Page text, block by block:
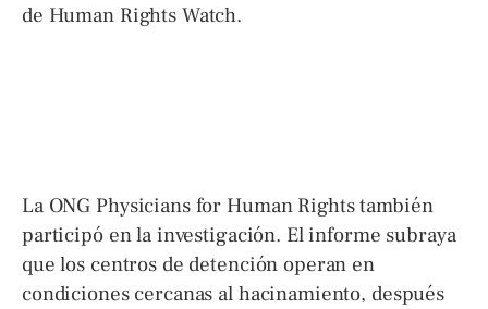
de Human Rights Watch.
La ONG Physicians for Human Rights también
participó en la investigación. El informe subraya
que los centros de detención operan en
condiciones cercanas al hacinamiento, después